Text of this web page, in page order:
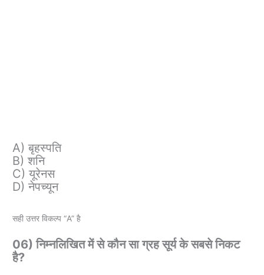
A) बृहस्पति
B) शनि
C) यूरेनस
D) नेपच्यून
सही उत्तर विकल्प “A” है
06) निम्नलिखित में से कौन सा ग्रह सूर्य के सबसे निकट
है?